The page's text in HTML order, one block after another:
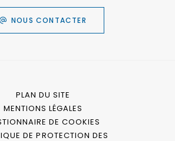
NOUS CONTACTER
PLAN DU SITE
MENTIONS LÉGALES
DE COOKIES
DE PROTECTION DES